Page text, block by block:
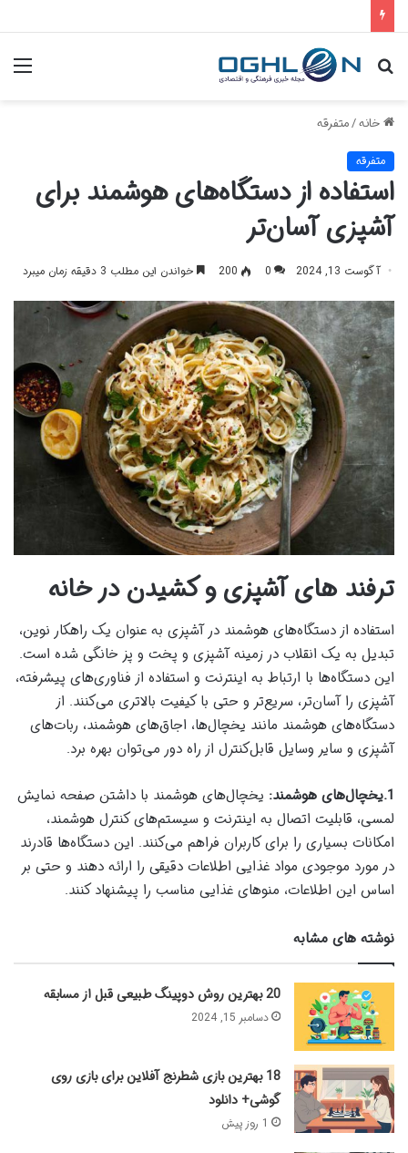
جستجو
خانه/متفرقه
متفرقه
استفاده از دستگاه‌های هوشمند برای
آشپزی آسان‌تر
آگوست 13, 2024 0
200 خواندن این مطلب 3 دقیقه زمان میبرد
ترفند های آشپزی و کشیدن در خانه
استفاده از دستگاه‌های هوشمند در آشپزی به عنوان یک راهکار نوین،
تبدیل به یک انقلاب در زمینه آشپزی و پخت و پز خانگی شده است.
این دستگاه‌ها با ارتباط به اینترنت و استفاده از فناوری‌های پیشرفته،
آشپزی را آسان‌تر، سریع‌تر و حتی با کیفیت بالاتری می‌کنند. از
دستگاه‌های هوشمند مانند یخچال‌ها، اجاق‌های هوشمند، ربات‌های
آشپزی و سایر وسایل قابل‌کنترل از راه دور می‌توان بهره برد.
1.یخچال‌های هوشمند:
یخچال‌های هوشمند با داشتن صفحه نمایش
لمسی، قابلیت اتصال به اینترنت و سیستم‌های کنترل هوشمند،
امکانات بسیاری را برای کاربران فراهم می‌کنند. این دستگاه‌ها قادرند
در مورد موجودی مواد غذایی اطلاعات دقیقی را ارائه دهند و حتی بر
اساس این اطلاعات، منوهای غذایی مناسب را پیشنهاد کنند.
نوشته های مشابه
20 بهترین روش دوپینگ طبیعی قبل از مسابقه
دسامبر 15, 2024
18 بهترین بازی شطرنج آفلاین برای بازی روی
گوشی+ دانلود
1 روز پیش